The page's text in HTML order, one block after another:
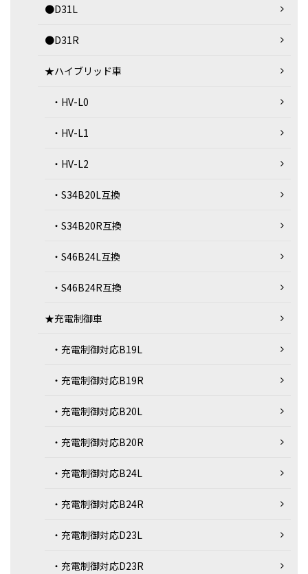
●D31L
●D31R
★ハイブリッド車
・HV-L0
・HV-L1
・HV-L2
・S34B20L互換
・S34B20R互換
・S46B24L互換
・S46B24R互換
★充電制御車
・充電制御対応B19L
・充電制御対応B19R
・充電制御対応B20L
・充電制御対応B20R
・充電制御対応B24L
・充電制御対応B24R
・充電制御対応D23L
・充電制御対応D23R